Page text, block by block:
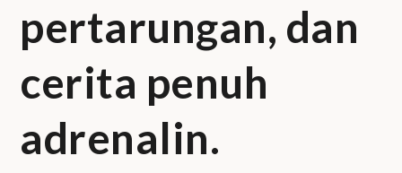
pertarungan, dan
cerita penuh
adrenalin.